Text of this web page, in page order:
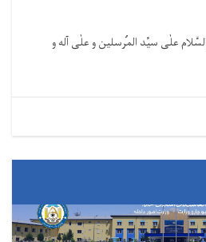
علٰی سیِّد المُرسلین و علٰی آله و